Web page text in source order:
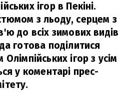
ігор в Пекіні.
з льоду, серцем з
до всіх зимових видів
готова поділитися
ігор з усім
у коментарі прес-